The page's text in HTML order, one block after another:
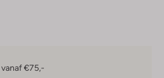
vanaf €75,-